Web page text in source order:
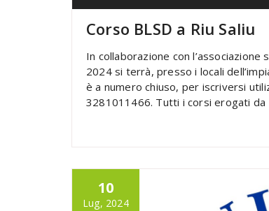
Corso BLSD a Riu Saliu
In collaborazione con l’associazione
2024 si terrà, presso i locali
è a numero chiuso, per iscriversi
3281011466. Tutti i corsi erogati
10
Lug, 2024